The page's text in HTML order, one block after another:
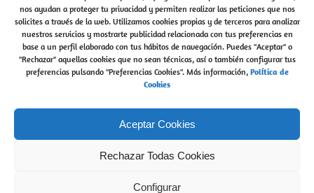
nos ayudan a proteger tu privacidad y permiten realizar las peticiones que nos
solicites a través de la web. Utilizamos cookies propias y de terceros para analizar
nuestros servicios y mostrarte publicidad relacionada con tus preferencias en
base a un perfil elaborado con tus hábitos de navegación. Puedes "Aceptar" o
"Rechazar" aquellas cookies que no sean técnicas, así o también configurar tus
preferencias pulsando "Preferencias Cookies". Más información, Política de
Cookies
Aceptar Cookies
Rechazar Todas Cookies
Configurar
¿Cómo preguntar al Tarot?
¿Cómo preguntar al Tarot?
Lo mejor de las Cartas
del Tarot
es que puedes preguntar […]
admin read more...
Buscar